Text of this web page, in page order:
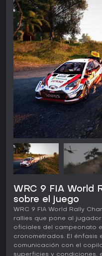
WRC 9 FIA World
sobre el juego
WRC 9 FIA World Rally
rallies que pone al
oficiales del campeonato
cronometrados. El énfasis
comunicación con el
superficies y condiciones,